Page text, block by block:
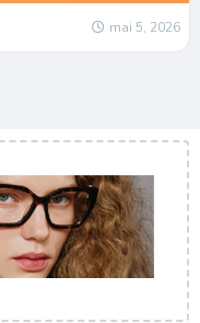
mai 5, 2026